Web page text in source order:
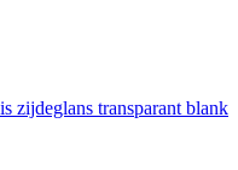
zijdeglans transparant blank